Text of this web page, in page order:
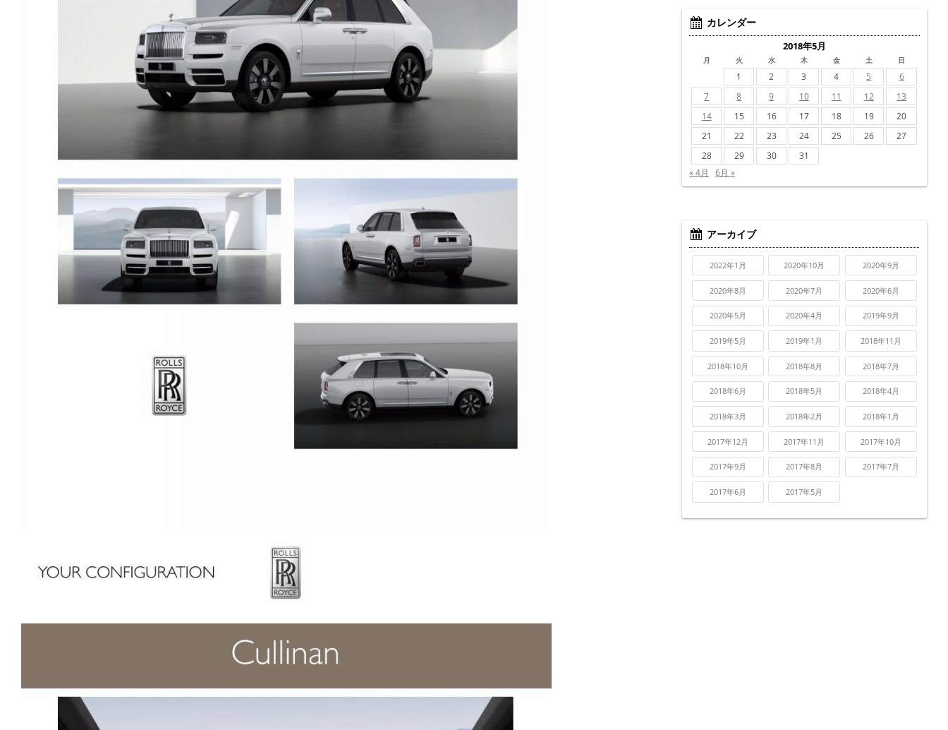
カレンダー
2018年5月
月 火 水 木 金 土 日
1 2 3 4 5
6
7
8 9 10 11 12
13
14
15 16 17 18 19
20
21
22 23 24 25 26
27
28
29 30
31
« 4月
6月 »
アーカイブ
2022年1月 2020年10月 2020年9月
2020年8月 2020年7月 2020年6月
2020年5月 2020年4月 2019年9月
2019年5月 2019年1月 2018年11月
2018年10月 2018年8月 2018年7月
2018年6月 2018年5月 2018年4月
2018年3月 2018年2月 2018年1月
2017年12月 2017年11月 2017年10月
2017年9月 2017年8月 2017年7月
2017年6月 2017年5月